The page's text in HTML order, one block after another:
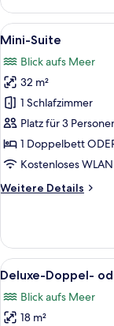
Suite,
Meerblick
Alle
Fotos
für
Mini-
Suite
anzeigen
9
Mini-Suite
Blick aufs Meer
32 m²
1 Schlafzimmer
Platz für 3
1 Doppelbett
Kostenloses WLAN
Weitere Details
Weitere
Suite
Alle
Fotos
für
Deluxe-
5
Deluxe-Doppel-
Blick aufs Meer
18 m²